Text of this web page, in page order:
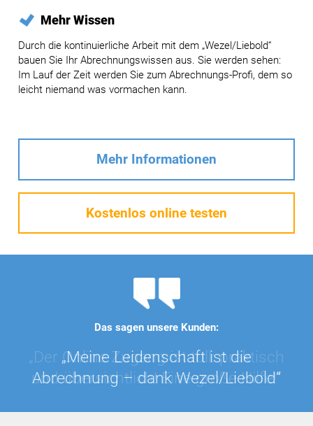
Mehr Wissen
Durch die kontinuierliche Arbeit mit dem „Wezel/Liebold“
bauen Sie Ihr Abrechnungswissen aus. Sie werden sehen:
Im Lauf der Zeit werden Sie zum Abrechnungs-Profi, dem so
leicht niemand was vormachen kann.
Mehr Informationen
Kostenlos online testen
Das sagen unsere Kunden:
„Der Online Zugang ist toll: praktisch
und übersichtlich! Eine große Hilfe!“
„Meine Leidenschaft ist die
Abrechnung – dank Wezel/Liebold“